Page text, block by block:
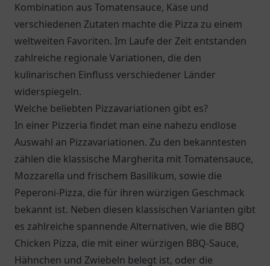
Kombination aus Tomatensauce, Käse und
verschiedenen Zutaten machte die Pizza zu einem
weltweiten Favoriten. Im Laufe der Zeit entstanden
zahlreiche regionale Variationen, die den
kulinarischen Einfluss verschiedener Länder
widerspiegeln.
Welche beliebten Pizzavariationen gibt es?
In einer Pizzeria findet man eine nahezu endlose
Auswahl an Pizzavariationen. Zu den bekanntesten
zählen die klassische Margherita mit Tomatensauce,
Mozzarella und frischem Basilikum, sowie die
Peperoni-Pizza, die für ihren würzigen Geschmack
bekannt ist. Neben diesen klassischen Varianten gibt
es zahlreiche spannende Alternativen, wie die BBQ
Chicken Pizza, die mit einer würzigen BBQ-Sauce,
Hähnchen und Zwiebeln belegt ist, oder die